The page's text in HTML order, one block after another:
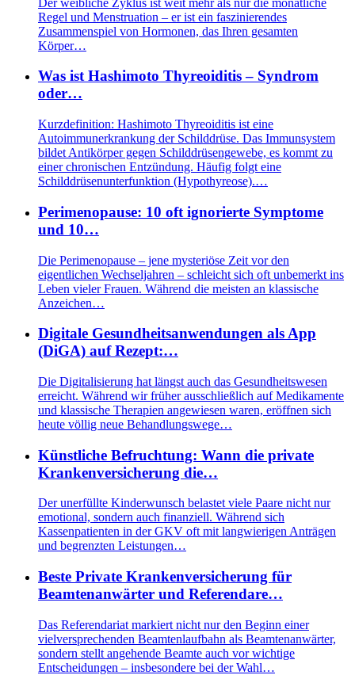
Regel und Menstruation – er ist ein faszinierendes
Zusammenspiel von Hormonen, das Ihren gesamten
Körper…
Was ist Hashimoto Thyreoiditis – Syndrom
oder…
Kurzdefinition: Hashimoto Thyreoiditis ist eine
Autoimmunerkrankung der Schilddrüse. Das Immunsystem
bildet Antikörper gegen Schilddrüsengewebe, es kommt zu
einer chronischen Entzündung. Häufig folgt eine
Schilddrüsenunterfunktion (Hypothyreose).…
Perimenopause: 10 oft ignorierte Symptome
und 10…
Die Perimenopause – jene mysteriöse Zeit vor den
eigentlichen Wechseljahren – schleicht sich oft unbemerkt ins
Leben vieler Frauen. Während die meisten an klassische
Anzeichen…
Digitale Gesundheitsanwendungen als App
(DiGA) auf Rezept:…
Die Digitalisierung hat längst auch das Gesundheitswesen
erreicht. Während wir früher ausschließlich auf Medikamente
und klassische Therapien angewiesen waren, eröffnen sich
heute völlig neue Behandlungswege…
Künstliche Befruchtung: Wann die private
Krankenversicherung die…
Der unerfüllte Kinderwunsch belastet viele Paare nicht nur
emotional, sondern auch finanziell. Während sich
Kassenpatienten in der GKV oft mit langwierigen Anträgen
und begrenzten Leistungen…
Beste Private Krankenversicherung für
Beamtenanwärter und Referendare…
Das Referendariat markiert nicht nur den Beginn einer
vielversprechenden Beamtenlaufbahn als Beamtenanwärter,
sondern stellt angehende Beamte auch vor wichtige
Entscheidungen – insbesondere bei der Wahl…